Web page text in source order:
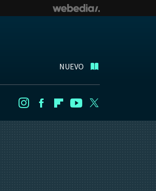
NUEVO
InstagramFacebookFlipboard
Youtube